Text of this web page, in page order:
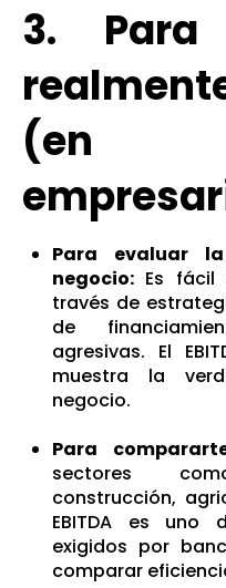
3.
(en
Para evaluar
negocio: Es fácil
través de
de
agresivas. El
muestra la
negocio.
Para
sectores
construcción,
EBITDA es uno
exigidos por
comparar